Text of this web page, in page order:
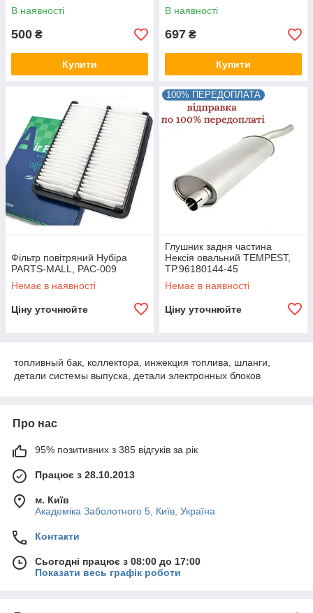
В наявності
500 ₴
Купити
В наявності
697 ₴
Купити
Фільтр повітряний Нубіра
PARTS-MALL, PAC-009
Немає в наявності
Ціну уточнюйте
100% ПЕРЕДОПЛАТА
Глушник задня частина
Нексія овальний TEMPEST,
TP.96180144-45
Немає в наявності
Ціну уточнюйте
топливный бак, коллектора, инжекция топлива, шланги,
детали системы выпуска, детали электронных блоков
Про нас
95% позитивних з 385 відгуків за рік
Працює з 28.10.2013
м. Київ
Академіка Заболотного 5, Київ, Україна
Контакти
Сьогодні працює з 08:00 до 17:00
Показати весь графік роботи